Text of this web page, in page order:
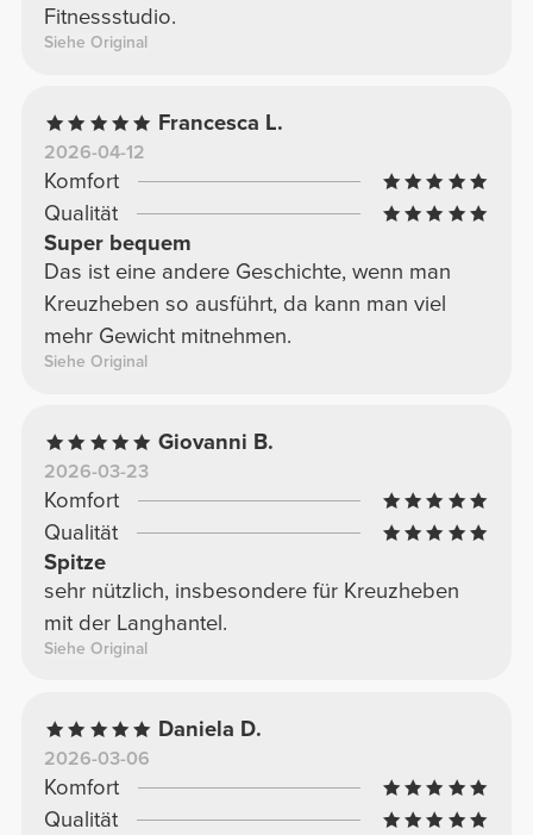
Fitnessstudio.
Siehe Original
Francesca L.
2026-04-12
Komfort
Qualität
Super bequem
Das ist eine andere Geschichte, wenn man
Kreuzheben so ausführt, da kann man viel
mehr Gewicht mitnehmen.
Siehe Original
Giovanni B.
2026-03-23
Komfort
Qualität
Spitze
sehr nützlich, insbesondere für Kreuzheben
mit der Langhantel.
Siehe Original
Daniela D.
2026-03-06
Komfort
Qualität